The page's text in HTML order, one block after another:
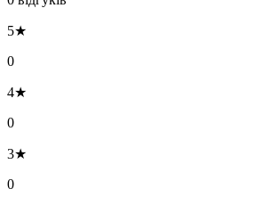
5★
0
4★
0
3★
0